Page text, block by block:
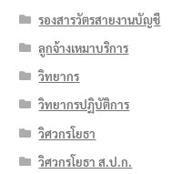
รองสารวัตรสายงานบัญชี
ลูกจ้างเหมาบริการ
วิทยากร
วิทยากรปฏิบัติการ
วิศวกรโยธา
วิศวกรโยธา ส.ป.ก.